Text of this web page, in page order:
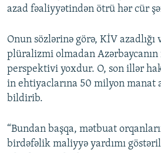
azad fəaliyyətindən ötrü hər cür
Onun sözlərinə görə, KİV azadlığı
plüralizmi olmadan
perspektivi yoxdur. O, son illər
in ehtiyaclarına 50 milyon manat
bildirib.
“Bundan başqa, mətbuat
birdəfəlik maliyyə yardımı